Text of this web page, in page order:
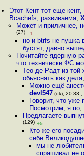
Этот Кент тот еще
Bcachefs, развиваема,
Может и приличнее,
(27) –1
но и btrfs не пушка
бустят, давно
Почитайте ядерную
что технически ФС
Тео де Радт из той
обьяснять как дела,
Можно ещё
devl547 (ok), 20:33 ,
Говорит, что уже
Посмотрим, я по,
Предлагаете
(129) +5
Кто же его
себе
мы не
спрашивал не